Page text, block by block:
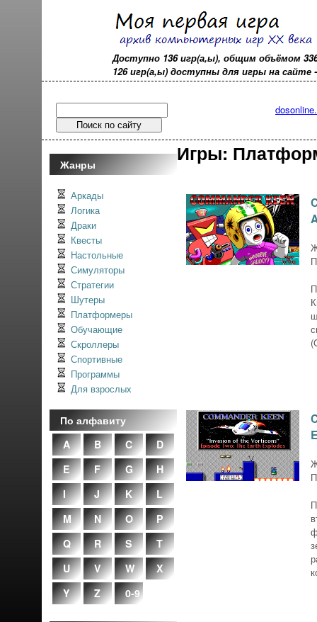
Доступно 136 игр(а,ы), общим объёмом
126 игр(а,ы) доступны для игры на сайте
Жанры
Аркады
Логика
Драки
Квесты
Настольные
Симуляторы
Стратегии
Шутеры
Платформеры
Обучающие
Скроллеры
Спортивные
Программы
Для взрослых
По алфавиту
A
B C
D
E
F G
H
I
J K
L
M
N O
P
Q
R S
T
U
V W
X
Y
Z 0-9
Игры: